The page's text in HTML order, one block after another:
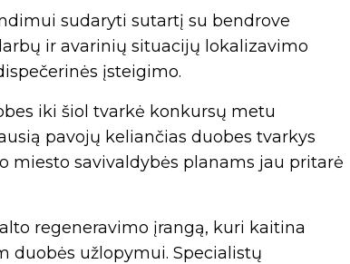
sudaryti sutartį su bendrove
ir avarinių situacijų lokalizavimo
įsteigimo.
iki šiol tvarkė konkursų metu
pavojų keliančias duobes tvarkys
miesto savivaldybės planams jau pritarė
regeneravimo įrangą, kuri kaitina
duobės užlopymui. Specialistų